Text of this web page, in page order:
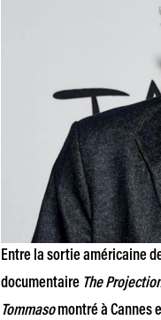
Entre la sortie américaine
documentaire The
Tommasomontré à Cannes